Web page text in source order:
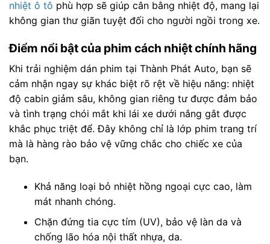
nhiệt ô tô phù hợp sẽ giúp cân bằng nhiệt độ, mang lại
không gian thư giãn tuyệt đối cho người ngồi trong xe.
Điểm nổi bật của phim cách nhiệt chính hãng
Khi trải nghiệm dán phim tại Thành Phát Auto, bạn sẽ
cảm nhận ngay sự khác biệt rõ rệt về hiệu năng: nhiệt
độ cabin giảm sâu, không gian riêng tư được đảm bảo
và tình trạng chói mắt khi lái xe dưới nắng gắt được
khắc phục triệt để. Đây không chỉ là lớp phim trang trí
mà là hàng rào bảo vệ vững chắc cho chiếc xe của
bạn.
Khả năng loại bỏ nhiệt hồng ngoại cực cao, làm
mát nhanh chóng.
Chặn đứng tia cực tím (UV), bảo vệ làn da và
chống lão hóa nội thất nhựa, da.